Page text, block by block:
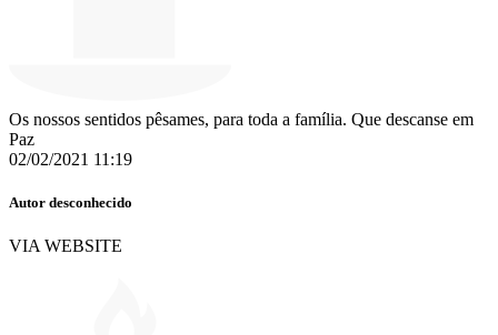
Os nossos sentidos pêsames, para toda a família. Que descanse em
Paz
02/02/2021 11:19
Autor desconhecido
VIA WEBSITE